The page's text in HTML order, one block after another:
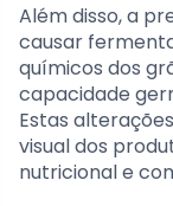
Além disso, a
causar
químicos dos
capacidade
Estas
visual dos
nutricional e